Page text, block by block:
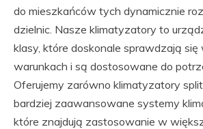
do mieszkańców tych dynamicznie
dzielnic. Nasze klimatyzatory to
klasy, które doskonale sprawdzają się
warunkach i są dostosowane do
Oferujemy zarówno klimatyzatory
bardziej zaawansowane systemy
które znajdują zastosowanie w